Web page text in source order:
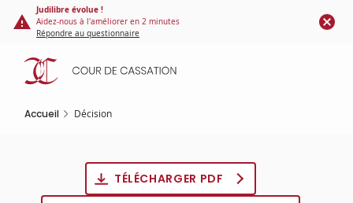
Panneau de gestion des cookies
contenu
principal
Judilibre évolue !
Aidez-nous à l'améliorer en 2 minutes
Répondre au questionnaire
Accueil Décision
TÉLÉCHARGER PDF